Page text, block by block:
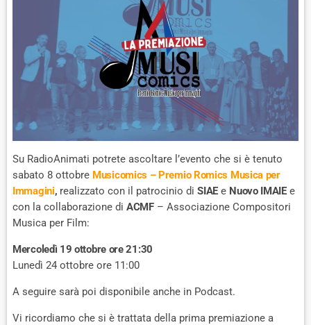
Su RadioAnimati potrete ascoltare l’evento che si è tenuto
sabato 8 ottobre Musicomics – Premio Romics Musica per
Immagini, realizzato con il patrocinio diSIAE e Nuovo IMAIE e
con la collaborazione di ACMF – Associazione Compositori
Musica per Film:
Mercoledì 19 ottobre ore 21:30
Lunedì 24 ottobre ore 11:00
A seguire sarà poi disponibile anche in Podcast.
Vi ricordiamo che si è trattata della prima premiazione a